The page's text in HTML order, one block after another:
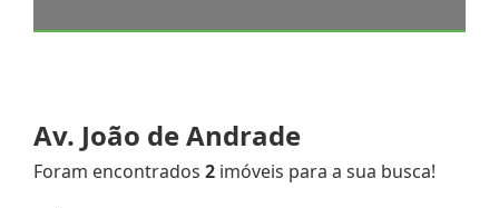
Av. João de Andrade
Foram encontrados 2 imóveis para a sua busca!